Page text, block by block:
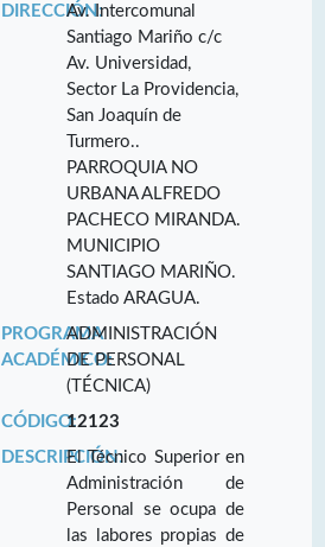
DIRECCIÓN:Av. Intercomunal
Santiago Mariño c/c
Av. Universidad,
Sector La Providencia,
San Joaquín de
Turmero..
PARROQUIA NO
URBANA ALFREDO
PACHECO MIRANDA.
MUNICIPIO
SANTIAGO MARIÑO.
Estado ARAGUA.
PROGRAMA
ACADÉMICO:
ADMINISTRACIÓN
DE PERSONAL
(TÉCNICA)
CÓDIGO:12123
DESCRIPCIÓN:El Técnico Superior en
Administración de
Personal se ocupa de
las labores propias de